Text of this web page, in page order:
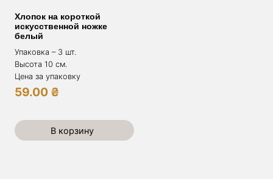
Хлопок на короткой
искусственной ножке
белый
Упаковка – 3 шт.
Высота 10 см.
Цена за упаковку
59.00 ₴
В корзину